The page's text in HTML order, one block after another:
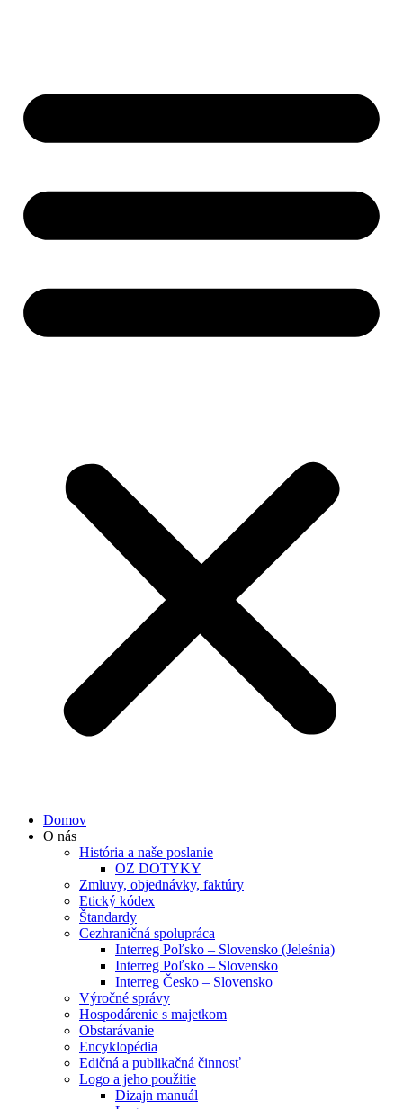
Domov
O nás
História a naše poslanie
OZ DOTYKY
Zmluvy, objednávky, faktúry
Etický kódex
Štandardy
Cezhraničná spolupráca
Interreg Poľsko – Slovensko (Jeleśnia)
Interreg Poľsko – Slovensko
Interreg Česko – Slovensko
Výročné správy
Hospodárenie s majetkom
Obstarávanie
Encyklopédia
Edičná a publikačná činnosť
Logo a jeho použitie
Dizajn manuál